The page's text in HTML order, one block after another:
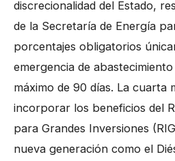
discrecionalidad del Estado,
de la Secretaría de Energía
porcentajes obligatorios
emergencia de
máximo de 90 días. La cuarta
incorporar los beneficios del
para Grandes Inversiones
nueva generación como el